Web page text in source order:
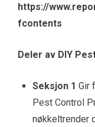
https://
fcontents
Deler av DIY
Seksjon 1 Gir
Pest Control
nøkkeltrender